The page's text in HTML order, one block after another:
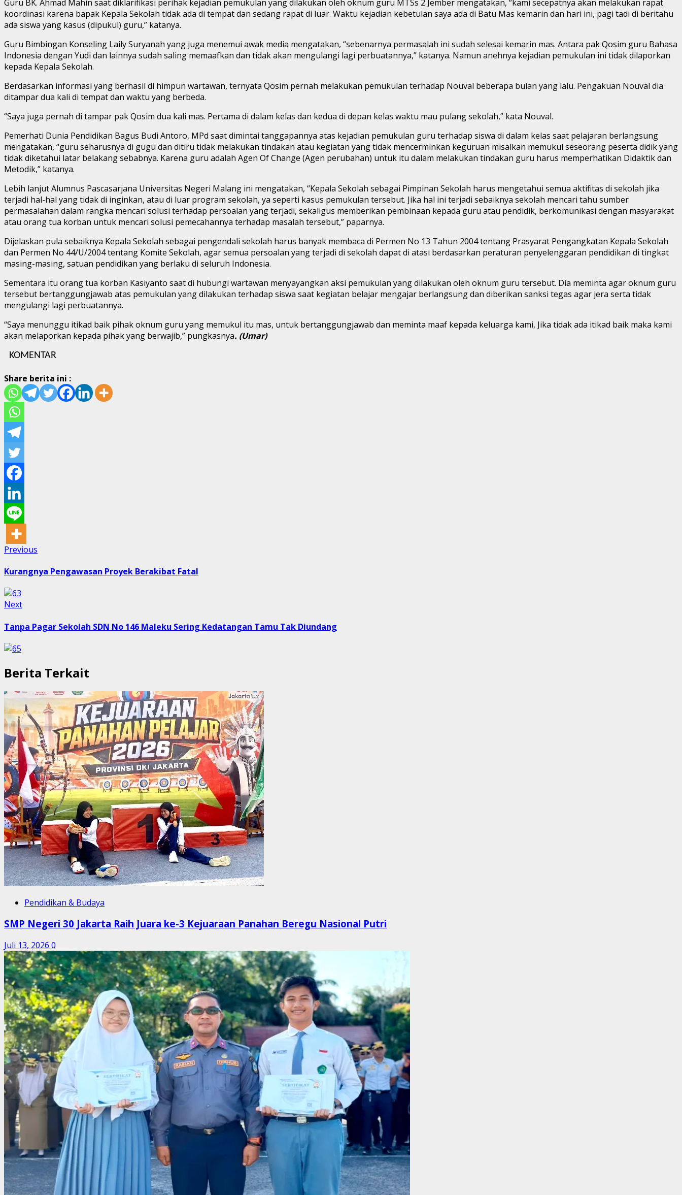
Guru BK. Ahmad Mahin saat diklarifikasi perihak kejadian pemukulan yang dilakukan oleh oknum guru MTSs 2 Jember mengatakan, “kami secepatnya akan melakukan rapat
koordinasi karena bapak Kepala Sekolah tidak ada di tempat dan sedang rapat di luar. Waktu kejadian kebetulan saya ada di Batu Mas kemarin dan hari ini, pagi tadi di beritahu
ada siswa yang kasus (dipukul) guru,” katanya.
Guru Bimbingan Konseling Laily Suryanah yang juga menemui awak media mengatakan, “sebenarnya permasalah ini sudah selesai kemarin mas. Antara pak Qosim guru Bahasa
Indonesia dengan Yudi dan lainnya sudah saling memaafkan dan tidak akan mengulangi lagi perbuatannya,” katanya. Namun anehnya kejadian pemukulan ini tidak dilaporkan
kepada Kepala Sekolah.
Berdasarkan informasi yang berhasil di himpun wartawan, ternyata Qosim pernah melakukan pemukulan terhadap Nouval beberapa bulan yang lalu. Pengakuan Nouval dia
ditampar dua kali di tempat dan waktu yang berbeda.
“Saya juga pernah di tampar pak Qosim dua kali mas. Pertama di dalam kelas dan kedua di depan kelas waktu mau pulang sekolah,” kata Nouval.
Pemerhati Dunia Pendidikan Bagus Budi Antoro, MPd saat dimintai tanggapannya atas kejadian pemukulan guru terhadap siswa di dalam kelas saat pelajaran berlangsung
mengatakan, “guru seharusnya di gugu dan ditiru tidak melakukan tindakan atau kegiatan yang tidak mencerminkan keguruan misalkan memukul seseorang peserta didik yang
tidak diketahui latar belakang sebabnya. Karena guru adalah Agen Of Change (Agen perubahan) untuk itu dalam melakukan tindakan guru harus memperhatikan Didaktik dan
Metodik,” katanya.
Lebih lanjut Alumnus Pascasarjana Universitas Negeri Malang ini mengatakan, “Kepala Sekolah sebagai Pimpinan Sekolah harus mengetahui semua aktifitas di sekolah jika
terjadi hal-hal yang tidak di inginkan, atau di luar program sekolah, ya seperti kasus pemukulan tersebut. Jika hal ini terjadi sebaiknya sekolah mencari tahu sumber
permasalahan dalam rangka mencari solusi terhadap persoalan yang terjadi, sekaligus memberikan pembinaan kepada guru atau pendidik, berkomunikasi dengan masyarakat
atau orang tua korban untuk mencari solusi pemecahannya terhadap masalah tersebut,” paparnya.
Dijelaskan pula sebaiknya Kepala Sekolah sebagai pengendali sekolah harus banyak membaca di Permen No 13 Tahun 2004 tentang Prasyarat Pengangkatan Kepala Sekolah
dan Permen No 44/U/2004 tentang Komite Sekolah, agar semua persoalan yang terjadi di sekolah dapat di atasi berdasarkan peraturan penyelenggaran pendidikan di tingkat
masing-masing, satuan pendidikan yang berlaku di seluruh Indonesia.
Sementara itu orang tua korban Kasiyanto saat di hubungi wartawan menyayangkan aksi pemukulan yang dilakukan oleh oknum guru tersebut. Dia meminta agar oknum guru
tersebut bertanggungjawab atas pemukulan yang dilakukan terhadap siswa saat kegiatan belajar mengajar berlangsung dan diberikan sanksi tegas agar jera serta tidak
mengulangi lagi perbuatannya.
“Saya menunggu itikad baik pihak oknum guru yang memukul itu mas, untuk bertanggungjawab dan meminta maaf kepada keluarga kami, Jika tidak ada itikad baik maka kami
akan melaporkan kepada pihak yang berwajib,” pungkasnya. (Umar)
KOMENTAR
Share berita ini :
Post
navigation
Previous
Kurangnya Pengawasan Proyek Berakibat Fatal
NextNext
Tanpa Pagar Sekolah SDN No 146 Maleku Sering Kedatangan Tamu Tak Diundang
Berita Terkait
Pendidikan & Budaya
SMP Negeri 30 Jakarta Raih Juara ke-3 Kejuaraan Panahan Beregu Nasional Putri
Juli 13, 2026 0